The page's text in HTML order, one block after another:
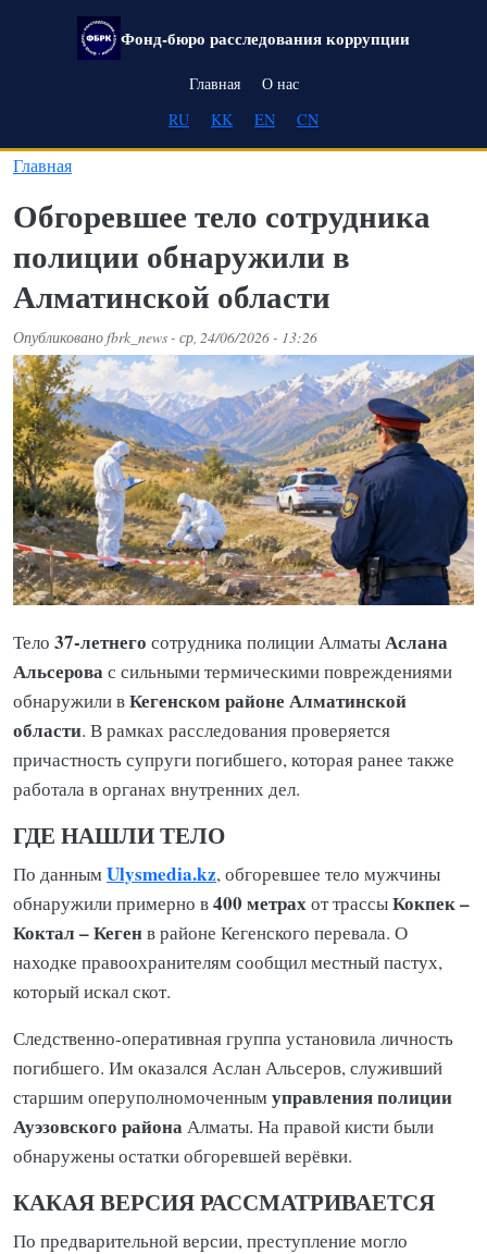
Перейти к основному содержанию
Фонд-бюро расследования коррупции
Main navigation
Главная
О нас
RU
KK EN CN
Главная
Обгоревшее тело сотрудника
полиции обнаружили в
Алматинской области
Опубликованоfbrk_news- ср, 24/06/2026 - 13:26
Тело 37-летнего сотрудника полиции АлматыАслана
Альсеровас сильными термическими повреждениями
обнаружили вКегенском районе Алматинской
области. В рамках расследования проверяется
причастность супруги погибшего, которая ранее также
работала в органах внутренних дел.
ГДЕ НАШЛИ ТЕЛО
По даннымUlysmedia.kz, обгоревшее тело мужчины
обнаружили примерно в400 метрахот трассыКокпек –
Коктал – Кегенв районе Кегенского перевала. О
находке правоохранителям сообщил местный пастух,
который искал скот.
Следственно-оперативная группа установила личность
погибшего. Им оказался Аслан Альсеров, служивший
старшим оперуполномоченнымуправления полиции
Ауэзовского района Алматы. На правой кисти были
обнаружены остатки обгоревшей верёвки.
КАКАЯ ВЕРСИЯ РАССМАТРИВАЕТСЯ
По предварительной версии, преступление могло